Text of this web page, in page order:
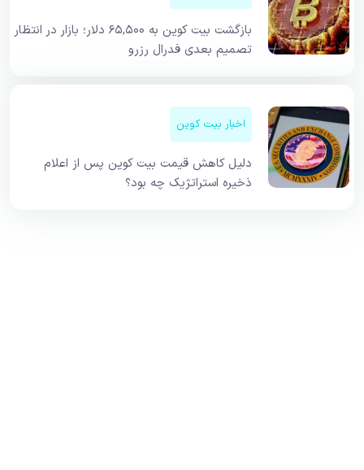
بازگشت بیت کوین به ۶۵,۵۰۰ دلار؛ بازار در انتظار
تصمیم بعدی فدرال رزرو
اخبار بیت کوین
دلیل کاهش قیمت بیت کوین پس از اعلام
ذخیره استراتژیک چه بود؟